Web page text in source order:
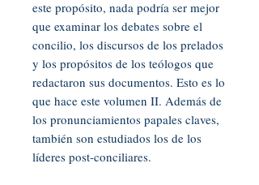
este propósito, nada podría ser mejor
que examinar los debates sobre el
concilio, los discursos de los prelados
y los propósitos de los teólogos que
redactaron sus documentos. Esto es lo
que hace este volumen II. Además de
los pronunciamientos papales claves,
también son estudiados los de los
líderes post-conciliares.